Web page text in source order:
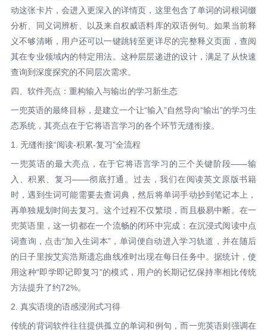
动这张卡片，会进入更深入的详情页，这里包含了单词的词根词缀
分析、同义词辨析、以及来自权威语料库的双语例句。如果当前释
义不够清晰，用户还可以一键跳转至更详尽的完整释义页面，查阅
其在专业领域内的特定用法。这种层层递进的设计，满足了从快速
查询到深度探究的不同层次需求。
四、软件亮点：重构输入与输出的学习新生态
一兜英语的最终目标，是建立一个让“输入”自然导向“输出”的学习生
态系统，其亮点在于它将语言学习的各个环节无缝衔接。
1. 无缝衔接“阅读-积累-复习”全流程
一兜英语的最大亮点，在于它将语言学习的三个关键阶段——输
入、积累、复习——彻底打通。过去，我们在阅读英文原版书籍
时，遇到生词可能需要去查词典，然后将单词手动抄到笔记本上，
再单独规划时间去复习。这个过程不仅繁琐，而且极易中断。在一
兜英语里，这一切都在一个流畅的闭环中完成：在沉浸式阅读中点
词查询，点击“加入生词本”，单词便自动进入学习轨道，并在随后
的日子里按艾宾浩斯遗忘曲线准时出现在每日任务中。据统计，使
用这种“即学即记即复习”的模式，用户的长期记忆保持率相比传统
方法提升了约72%。
2. 真实语境的语感浸润式习得
传统的背词软件往往提供孤立的单词和例句，而一兜英语则强调在